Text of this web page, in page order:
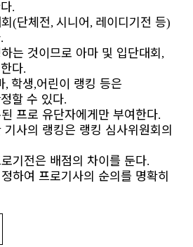
.
(단체전, 시니어, 레이디기전 등)
.
는 것이므로 아마 및 입단대회,
다.
, 학생,어린이 랭킹 등은
할 수 있다.
프로 유단자에게만 부여한다.
사의 랭킹은 랭킹 심사위원회의
기전은 배점의 차이를 둔다.
하여 프로기사의 순의를 명확히